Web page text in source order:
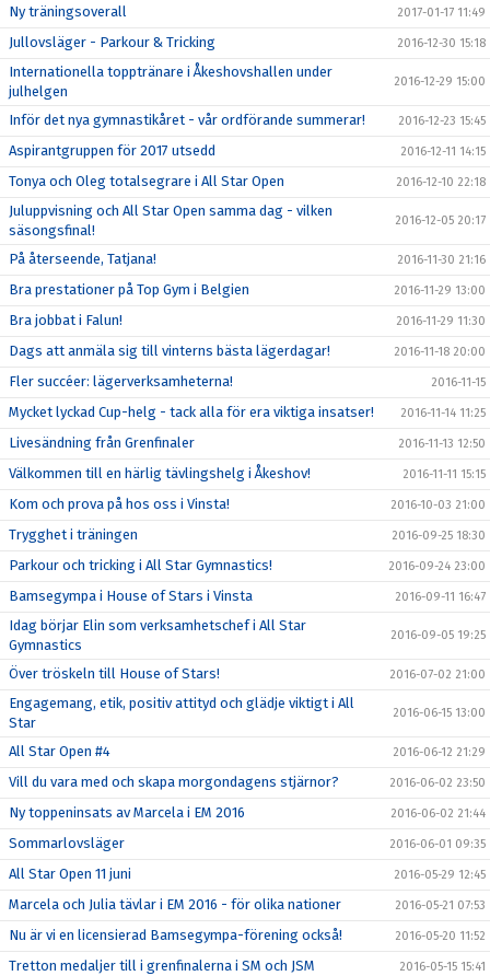
Ny träningsoverall 2017-01-17 11:49
Jullovsläger - Parkour & Tricking 2016-12-30 15:18
Internationella topptränare i Åkeshovshallen under
julhelgen
2016-12-29 15:00
Inför det nya gymnastikåret - vår ordförande summerar! 2016-12-23 15:45
Aspirantgruppen för 2017 utsedd 2016-12-11 14:15
Tonya och Oleg totalsegrare i All Star Open 2016-12-10 22:18
Juluppvisning och All Star Open samma dag - vilken
säsongsfinal!
2016-12-05 20:17
På återseende, Tatjana! 2016-11-30 21:16
Bra prestationer på Top Gym i Belgien 2016-11-29 13:00
Bra jobbat i Falun! 2016-11-29 11:30
Dags att anmäla sig till vinterns bästa lägerdagar! 2016-11-18 20:00
Fler succéer: lägerverksamheterna! 2016-11-15
Mycket lyckad Cup-helg - tack alla för era viktiga insatser! 2016-11-14 11:25
Livesändning från Grenfinaler 2016-11-13 12:50
Välkommen till en härlig tävlingshelg i Åkeshov! 2016-11-11 15:15
Kom och prova på hos oss i Vinsta! 2016-10-03 21:00
Trygghet i träningen 2016-09-25 18:30
Parkour och tricking i All Star Gymnastics! 2016-09-24 23:00
Bamsegympa i House of Stars i Vinsta 2016-09-11 16:47
Idag börjar Elin som verksamhetschef i All Star
Gymnastics
2016-09-05 19:25
Över tröskeln till House of Stars! 2016-07-02 21:00
Engagemang, etik, positiv attityd och glädje viktigt i All
Star
2016-06-15 13:00
All Star Open #4 2016-06-12 21:29
Vill du vara med och skapa morgondagens stjärnor? 2016-06-02 23:50
Ny toppeninsats av Marcela i EM 2016 2016-06-02 21:44
Sommarlovsläger 2016-06-01 09:35
All Star Open 11 juni 2016-05-29 12:45
Marcela och Julia tävlar i EM 2016 - för olika nationer 2016-05-21 07:53
Nu är vi en licensierad Bamsegympa-förening också! 2016-05-20 11:52
Tretton medaljer till i grenfinalerna i SM och JSM 2016-05-15 15:41